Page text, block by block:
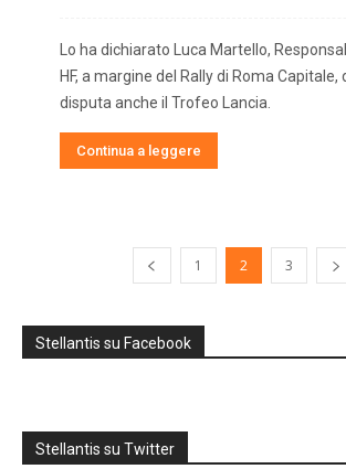
Lo ha dichiarato Luca Martello,
HF, a margine del Rally di Roma Capitale,
disputa anche il Trofeo Lancia.
Continua a leggere
1 2 3
Stellantis su Facebook
Stellantis su Twitter